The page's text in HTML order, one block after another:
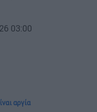
03:00
αργία